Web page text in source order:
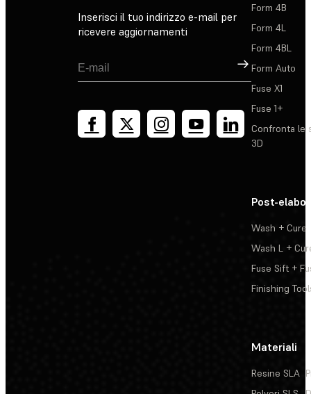
Inserisci il tuo indirizzo e-mail per
ricevere aggiornamenti
Registrati
Form 4B
Form 4L
Form 4BL
Form Auto
Fuse X1
Fuse 1+
Confronta le
3D
Post-
Wash + Cure
Wash L +
Fuse Sift +
Finishing
Materiali
Resine SLA